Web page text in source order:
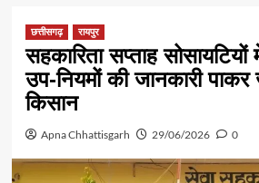
छत्तीसगढ़ रायपुर
सहकारिता सप्ताह सोसायटियों
उप-नियमों की जानकारी
किसान
Apna Chhattisgarh 29/06/2026 0